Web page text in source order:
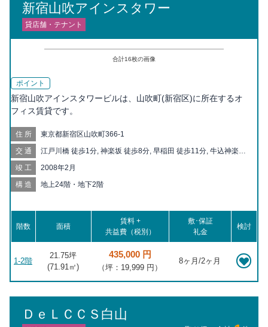
新宿山吹アインスタワー
貸店舗・テナント
合計16枚の画像
ポイント
新宿山吹アインスタワービルは、山吹町(新宿区)に所在するオ
フィス賃貸です。
住所 東京都新宿区山吹町366-1
交通
江戸川橋 徒歩1分, 神楽坂 徒歩8分, 早稲田 徒歩11分, 牛込神楽坂
徒歩14分, 牛込柳町 徒歩15分, 飯田橋 徒歩18分, 面影橋 徒歩20
分, 若松河田 徒歩20分
竣工 2008年2月
構造 地上24階・地下2階
階数 面積
賃料 +
共益費（税別）
敷･保証
礼金
検討
1-2階
21.75坪
(71.91㎡)
435,000 円
（坪：19,999 円）
8ヶ月/2ヶ月
ＤｅＬＣＣＳ白山